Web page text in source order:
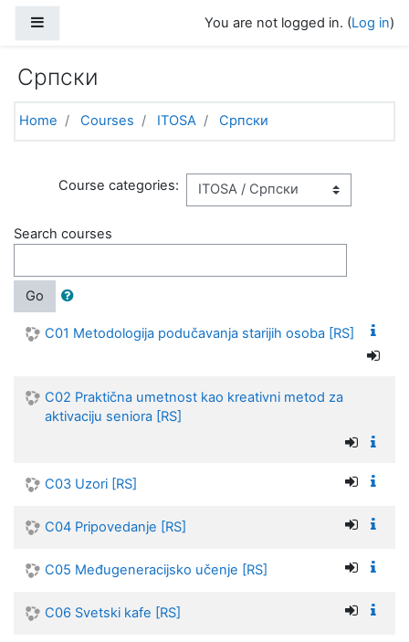
You are not logged in. (Log in)
Српски
Home Courses ITOSA Српски
Course categories:
Search courses
Go
C01 Metodologija podučavanja starijih osoba [RS]
C02 Praktična umetnost kao kreativni metod za
aktivaciju seniora [RS]
C03 Uzori [RS]
C04 Pripovedanje [RS]
C05 Međugeneracijsko učenje [RS]
C06 Svetski kafe [RS]